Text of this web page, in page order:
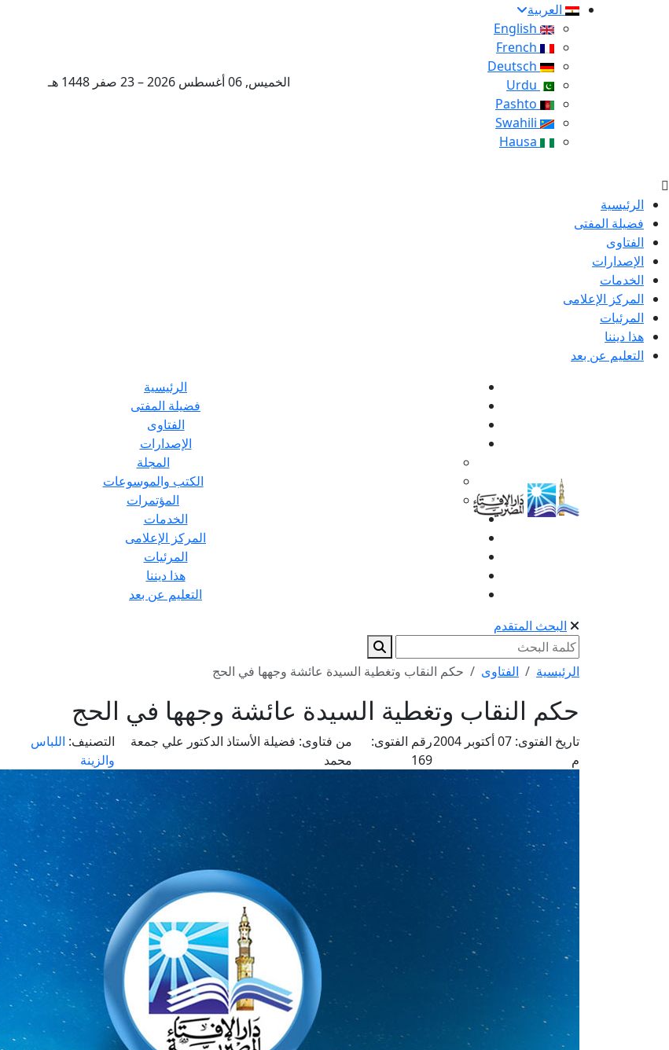
العربية
الخميس, 06 أغسطس 2026 – 23 صفر 1448 هـ
الرئيسية
فضيلة المفتى
الفتاوى
الإصدارات
الخدمات
المركز الإعلامى
المرئيات
هذا ديننا
التعليم عن بعد
الرئيسية
فضيلة المفتى
الفتاوى
الإصدارات
المجلة
الكتب والموسوعات
المؤتمرات
الخدمات
المركز الإعلامى
المرئيات
هذا ديننا
التعليم عن بعد
البحث المتقدم
الرئيسية الفتاوى حكم النقاب وتغطية السيدة عائشة وجهها في الحج
حكم النقاب وتغطية السيدة عائشة وجهها في الحج
تاريخ الفتوى:
07 أكتوبر 2004
م
رقم الفتوى:
169
من فتاوى: فضيلة الأستاذ الدكتور علي جمعة
محمد
التصنيف: اللباس
والزينة